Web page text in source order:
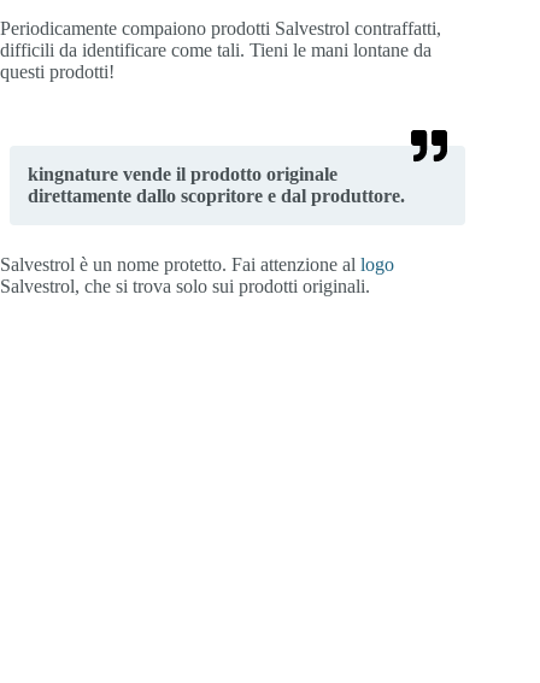
Periodicamente compaiono prodotti Salvestrol contraffatti,
difficili da identificare come tali. Tieni le mani lontane da
questi prodotti!
kingnature vende il prodotto originale
direttamente dallo scopritore e dal produttore.
Salvestrol è un nome protetto. Fai attenzione al logo
Salvestrol, che si trova solo sui prodotti originali.